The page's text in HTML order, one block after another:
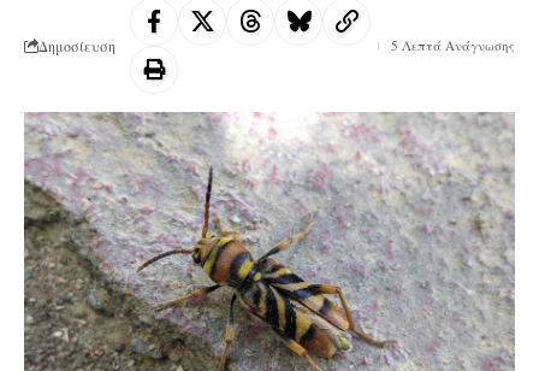
Δημοσίευση 5 Λεπτά Ανάγνωσης